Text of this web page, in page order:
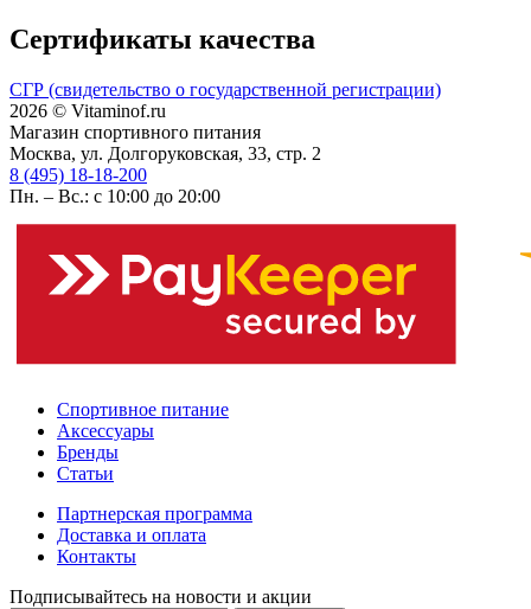
Сертификаты качества
СГР (свидетельство о государственной регистрации)
2026 © Vitaminof.ru
Магазин спортивного питания
Москва, ул. Долгоруковская, 33, стр. 2
8 (495) 18-18-200
Пн. – Вс.: с 10:00 до 20:00
Спортивное питание
Аксессуары
Бренды
Статьи
Партнерская программа
Доставка и оплата
Контакты
Подписывайтесь на новости и акции